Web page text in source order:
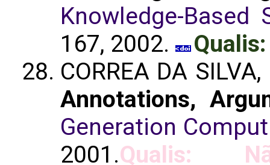
Knowledge-Based
167, 2002.
CORREA DA
Annotations,
Generation
2001.Qualis: